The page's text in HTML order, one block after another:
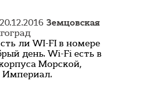
Земцовская
ли WI-FI в номере
день. Wi-Fi есть в
Морской,
Империал.